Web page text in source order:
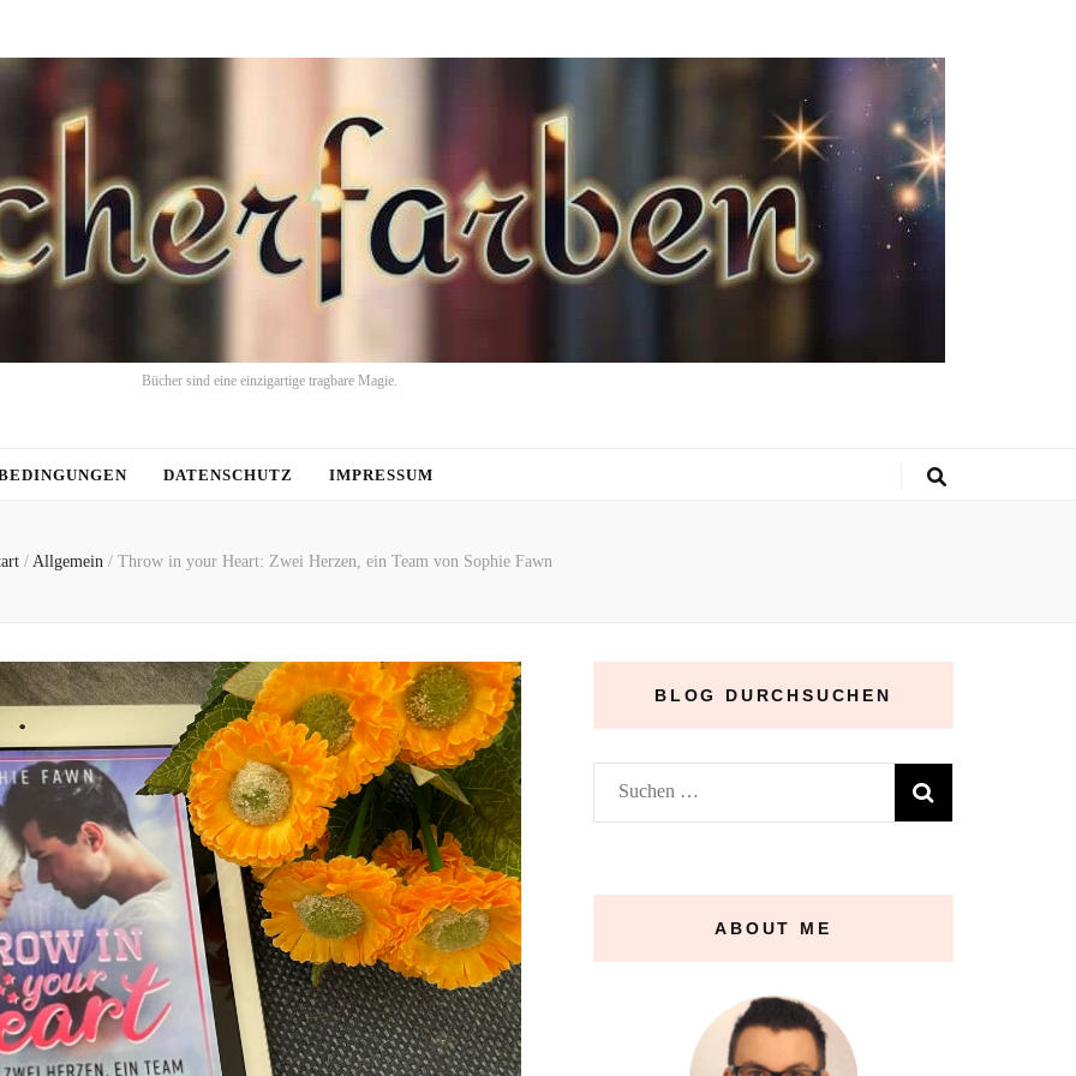
Bücher sind eine einzigartige tragbare Magie.
DATENSCHUTZ IMPRESSUM
/ Allgemein / Throw in your Heart: Zwei Herzen, ein Team von Sophie Fawn
BLOG DURCHSUCHEN
Suchen
nach:
ABOUT ME